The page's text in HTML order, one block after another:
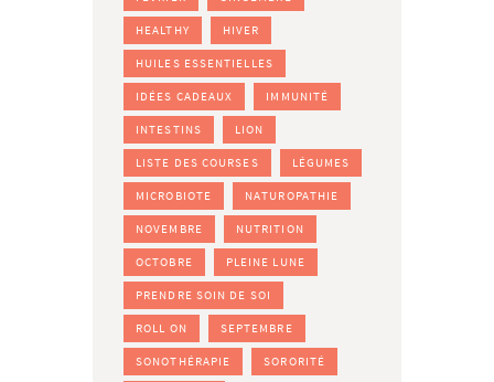
HEALTHY HIVER
HUILES ESSENTIELLES
IDÉES CADEAUX IMMUNITÉ
INTESTINS LION
LISTE DES COURSES LÉGUMES
MICROBIOTE NATUROPATHIE
NOVEMBRE NUTRITION
OCTOBRE PLEINE LUNE
PRENDRE SOIN DE SOI
ROLL ON SEPTEMBRE
SONOTHÉRAPIE SORORITÉ